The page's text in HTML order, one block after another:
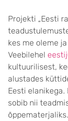
Projekti „Eesti
kes me oleme
Veebilehel
kultuurilisest,
alustades
Eesti
sobib nii
õppematerjaliks.